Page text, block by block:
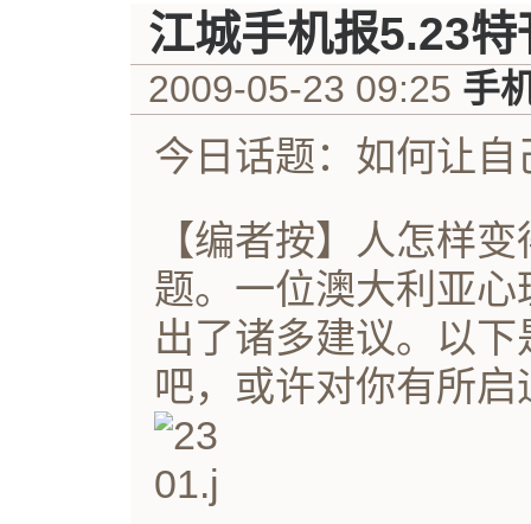
江城手机报5.23特
2009-05-23 09:25 手
今日话题：如何让自
【编者按】人怎样
题。一位澳大利亚
出了诸多建议。以
吧，或许对你有所启